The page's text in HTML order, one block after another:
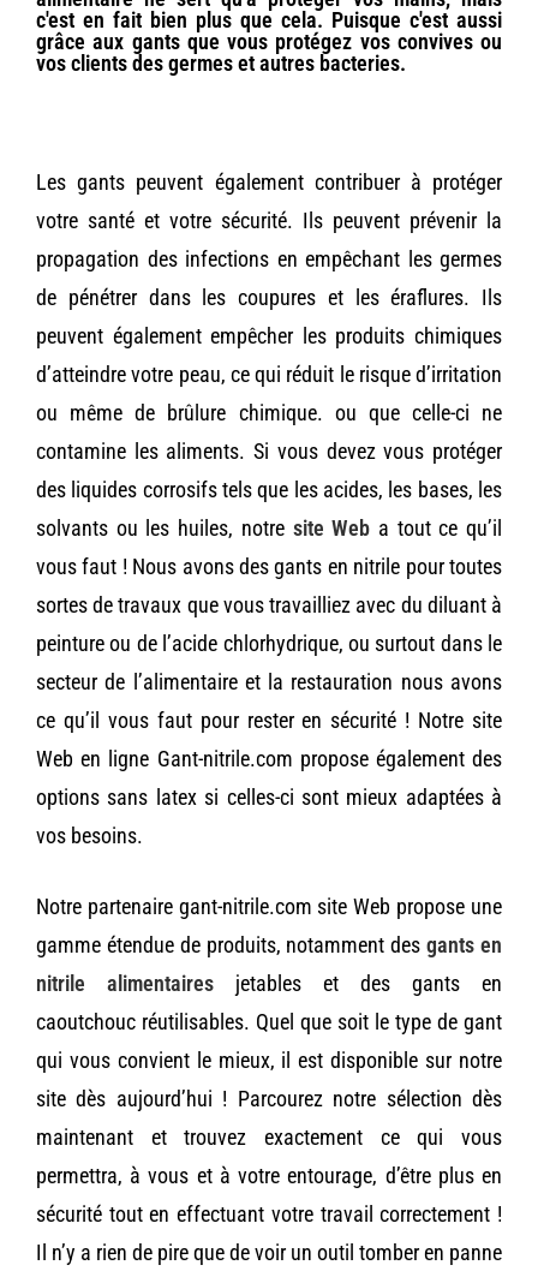
c'est en fait bien plus que cela. Puisque c'est aussi
grâce aux gants que vous protégez vos convives ou
vos clients des germes et autres bacteries.
Les gants peuvent également contribuer à protéger
votre santé et votre sécurité. Ils peuvent prévenir la
propagation des infections en empêchant les germes
de pénétrer dans les coupures et les éraflures. Ils
peuvent également empêcher les produits chimiques
d’atteindre votre peau, ce qui réduit le risque d’irritation
ou même de brûlure chimique. ou que celle-ci ne
contamine les aliments. Si vous devez vous protéger
des liquides corrosifs tels que les acides, les bases, les
solvants ou les huiles, notre site Web a tout ce qu’il
vous faut ! Nous avons des gants en nitrile pour toutes
sortes de travaux que vous travailliez avec du diluant à
peinture ou de l’acide chlorhydrique, ou surtout dans le
secteur de l’alimentaire et la restauration nous avons
ce qu’il vous faut pour rester en sécurité ! Notre site
Web en ligne Gant-nitrile.com propose également des
options sans latex si celles-ci sont mieux adaptées à
vos besoins.
Notre partenaire gant-nitrile.com site Web propose une
gamme étendue de produits, notamment desgants en
nitrile alimentaires jetables et des gants en
caoutchouc réutilisables. Quel que soit le type de gant
qui vous convient le mieux, il est disponible sur notre
site dès aujourd’hui ! Parcourez notre sélection dès
maintenant et trouvez exactement ce qui vous
permettra, à vous et à votre entourage, d’être plus en
sécurité tout en effectuant votre travail correctement !
Il n’y a rien de pire que de voir un outil tomber en panne